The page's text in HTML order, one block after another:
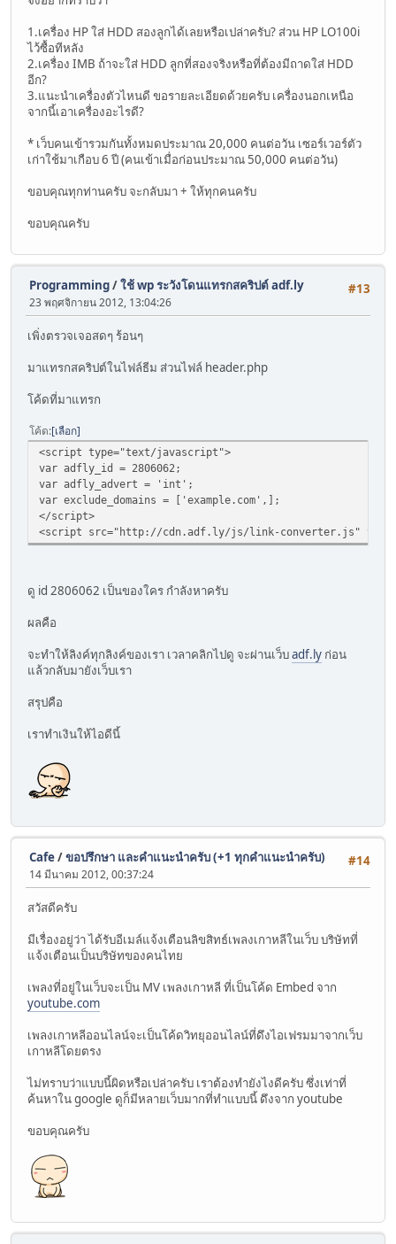
1.เครื่อง HP ใส่ HDD สองลูกได้เลยหรือเปล่าครับ? ส่วน HP LO100i
ไว้ซื้อทีหลัง
2.เครื่อง IMB ถ้าจะใส่ HDD ลูกที่สองจริงหรือที่ต้องมีถาดใส่ HDD
อีก?
3.แนะนำเครื่องตัวไหนดี ขอรายละเอียดด้วยครับ เครื่องนอกเหนือ
จากนี้เอาเครื่องอะไรดี?
* เว็บคนเข้ารวมกันทั้งหมดประมาณ 20,000 คนต่อวัน เซอร์เวอร์ตัว
เก่าใช้มาเกือบ 6 ปี (คนเข้าเมื่อก่อนประมาณ 50,000 คนต่อวัน)
ขอบคุณทุกท่านครับ จะกลับมา + ให้ทุกคนครับ
ขอบคุณครับ
#13
Programming/ใช้ wp ระวังโดนแทรกสคริปต์ adf.ly
23 พฤศจิกายน 2012, 13:04:26
เพิ่งตรวจเจอสดๆ ร้อนๆ
มาแทรกสคริปต์ในไฟล์ธีม ส่วนไฟล์ header.php
โค้ดที่มาแทรก
โค้ด เลือก
<script type="text/javascript">
var adfly_id = 2806062;
var adfly_advert = 'int';
var exclude_domains = ['example.com',];
</script>
<script src="http://cdn.adf.ly/js/link-converter.js"
ดู id 2806062 เป็นของใคร กำลังหาครับ
ผลคือ
จะทำให้ลิงค์ทุกลิงค์ของเรา เวลาคลิกไปดู จะผ่านเว็บadf.ly ก่อน
แล้วกลับมายังเว็บเรา
สรุปคือ
เราทำเงินให้ไอดีนี้
#14
Cafe/ขอปรึกษา และคำแนะนำครับ (+1 ทุกคำแนะนำครับ)
14 มีนาคม 2012, 00:37:24
สวัสดีครับ
มีเรื่องอยู่ว่า ได้รับอีเมล์แจ้งเตือนลิขสิทธ์เพลงเกาหลีในเว็บ บริษัทที่
แจ้งเตือนเป็นบริษัทของคนไทย
เพลงที่อยู่ในเว็บจะเป็น MV เพลงเกาหลี ที่เป็นโค้ด Embed จาก
youtube.com
เพลงเกาหลีออนไลน์จะเป็นโค้ดวิทยุออนไลน์ที่ดึงไอเฟรมมาจากเว็บ
เกาหลีโดยตรง
ไม่ทราบว่าแบบนี้ผิดหรือเปล่าครับ เราต้องทำยังไงดีครับ ซึ่งเท่าที่
ค้นหาใน google ดูก็มีหลายเว็บมากที่ทำแบบนี้ ดึงจาก youtube
ขอบคุณครับ